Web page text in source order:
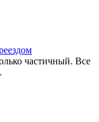
частичный. Все